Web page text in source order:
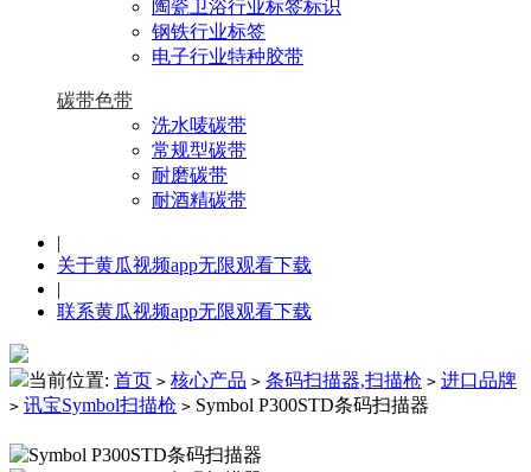
陶瓷卫浴行业标签标识
钢铁行业标签
电子行业特种胶带
碳带色带
洗水唛碳带
常规型碳带
耐磨碳带
耐酒精碳带
|
关于黄瓜视频app无限观看下载
|
联系黄瓜视频app无限观看下载
当前位置: 首页 > 核心产品 > 条码扫描器,扫描枪 > 进口品牌
> 讯宝Symbol扫描枪 > Symbol P300STD条码扫描器